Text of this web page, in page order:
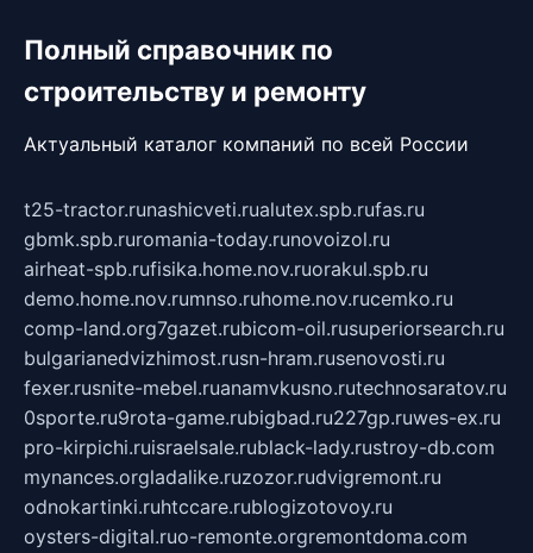
Полный справочник по
строительству и ремонту
Актуальный каталог компаний по всей России
t25-tractor.runashicveti.rualutex.spb.rufas.ru
gbmk.spb.ruromania-today.runovoizol.ru
airheat-spb.rufisika.home.nov.ruorakul.spb.ru
demo.home.nov.rumnso.ruhome.nov.rucemko.ru
comp-land.org7gazet.rubicom-oil.rusuperiorsearch.ru
bulgarianedvizhimost.rusn-hram.rusenovosti.ru
fexer.rusnite-mebel.ruanamvkusno.rutechnosaratov.ru
0sporte.ru9rota-game.rubigbad.ru227gp.ruwes-ex.ru
pro-kirpichi.ruisraelsale.rublack-lady.rustroy-db.com
mynances.orgladalike.ruzozor.rudvigremont.ru
odnokartinki.ruhtccare.rublogizotovoy.ru
oysters-digital.ruo-remonte.orgremontdoma.com